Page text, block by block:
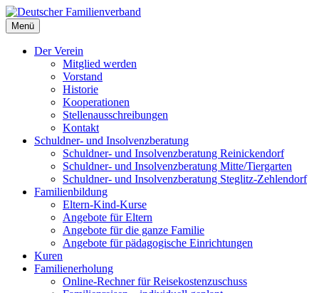
Deutscher Familienverband
Landesverband Berlin
Menü
Der Verein
Mitglied werden
Vorstand
Historie
Kooperationen
Stellenausschreibungen
Kontakt
Schuldner- und Insolvenzberatung
Schuldner- und Insolvenzberatung Reinickendorf
Schuldner- und Insolvenzberatung Mitte/Tiergarten
Schuldner- und Insolvenzberatung Steglitz-Zehlendorf
Familienbildung
Eltern-Kind-Kurse
Angebote für Eltern
Angebote für die ganze Familie
Angebote für pädagogische Einrichtungen
Kuren
Familienerholung
Online-Rechner für Reisekostenzuschuss